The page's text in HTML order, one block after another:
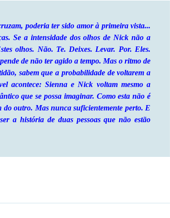
poderia ter sido amor à primeira vista...
Se a intensidade dos olhos de Nick não a
olhos. Não. Te. Deixes. Levar. Por. Eles.
de não ter agido a tempo. Mas o ritmo de
sabem que a probabilidade de voltarem a
acontece: Sienna e Nick voltam mesmo a
que se possa imaginar. Como esta não é
do outro. Mas nunca suficientemente perto. E
a história de duas pessoas que não estão